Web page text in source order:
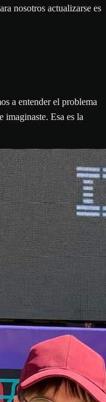
nosotros actualizarse es
a entender el problema
imaginaste. Esa es la